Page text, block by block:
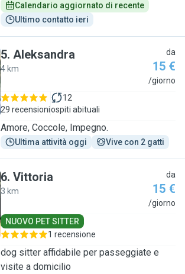
Calendario aggiornato di recente
Ultimo contatto ieri
5. Aleksandra
4 km
da
15 €
/giorno
29 recensioni
12
ospiti abituali
Amore, Coccole, Impegno.
Ultima attività oggi Vive con 2 gatti
6. Vittoria
3 km
da
15 €
/giorno
NUOVO PET SITTER
1 recensione
dog sitter affidabile per passeggiate e
visite a domicilio